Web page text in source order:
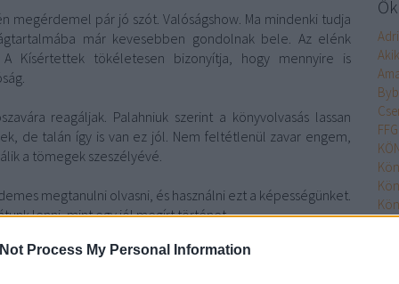
Process My Personal Information
megérdemel pár jó szót. Valóságshow. Ma mindenki tudja
már kevesebben gondolnak bele. Az elénk
Kísértettek tökéletesen bizonyítja, hogy mennyire is
reagáljak. Palahniuk szerint a könyvolvasás lassan
de talán így is van ez jól. Nem feltétlenül zavar engem,
a tömegek szeszélyévé.
megtanulni olvasni, és használni ezt a képességünket.
lenni, mint egy jól megírt történet.